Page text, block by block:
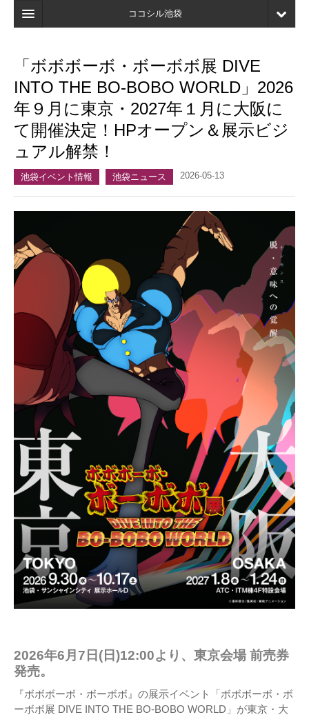
ココシル池袋
検索
店舗・施設最新情報
口コミ
マイページ
ブックマーク
「ボボボーボ・ボーボボ展 DIVE
INTO THE BO-BOBO WORLD」2026
年９月に東京・2027年１月に大阪に
て開催決定！HPオープン＆展示ビジ
ュアル解禁！
池袋イベント情報 池袋ニュース 2026-05-13
2026年6月7日(日)12:00より、東京会場 前売券
発売。
『ボボボーボ・ボーボボ』の展示イベント「ボボボーボ・ボ
ーボボ展 DIVE INTO THE BO-BOBO WORLD」が東京・大